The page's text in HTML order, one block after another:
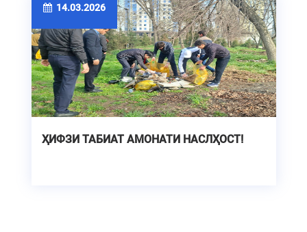
14.03.2026
ҲИФЗИ ТАБИАТ АМОНАТИ НАСЛҲОСТ!